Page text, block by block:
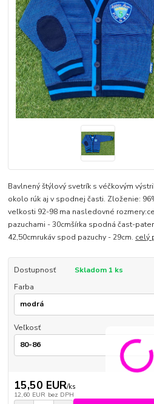
Bavlnený štýlový svetrík s véčkovým
okolo rúk aj v spodnej časti. Zloženie:
veľkosti 92-98 ma nasledovné
pazuchami - 30cmšírka spodná čast-
42,50cmrukáv spod pazuchy - 29cm. celý
Dostupnosť
Skladom 1 ks
Farba
Veľkosť
15,50 EUR/ks
12,60 EUR bez DPH